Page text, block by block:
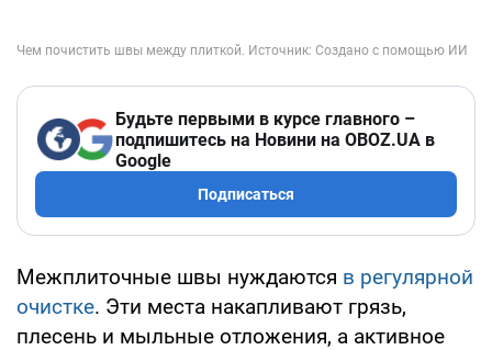
Будьте первыми в курсе главного –
подпишитесь на Новини на OBOZ.UA в
Google
Подписаться
Межплиточные швы нуждаются в регулярной
очистке. Эти места накапливают грязь,
плесень и мыльные отложения, а активное